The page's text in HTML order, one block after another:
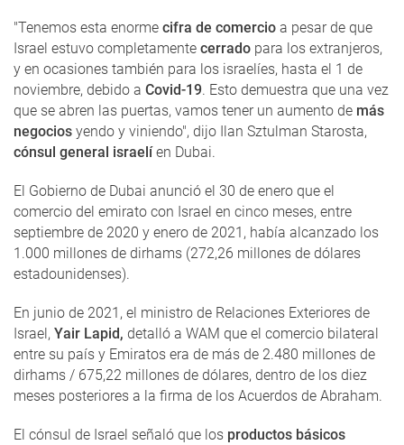
"Tenemos esta enorme cifra de comercio a pesar de que
Israel estuvo completamente cerrado para los extranjeros,
y en ocasiones también para los israelíes, hasta el 1 de
noviembre, debido a Covid-19. Esto demuestra que una vez
que se abren las puertas, vamos tener un aumento de más
negocios yendo y viniendo", dijo Ilan Sztulman Starosta,
cónsul general israelíen Dubai.
El Gobierno de Dubai anunció el 30 de enero que el
comercio del emirato con Israel en cinco meses, entre
septiembre de 2020 y enero de 2021, había alcanzado los
1.000 millones de dirhams (272,26 millones de dólares
estadounidenses).
En junio de 2021, el ministro de Relaciones Exteriores de
Israel, Yair Lapid, detalló a WAM que el comercio bilateral
entre su país y Emiratos era de más de 2.480 millones de
dirhams / 675,22 millones de dólares, dentro de los diez
meses posteriores a la firma de los Acuerdos de Abraham.
El cónsul de Israel señaló que los productos básicos